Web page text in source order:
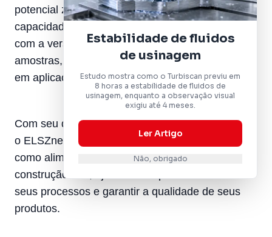
Estabilidade de fluidos
de usinagem
Estudo mostra como o Turbiscan previu em
8 horas a estabilidade de fluidos de
usinagem, enquanto a observação visual
exigiu até 4 meses.
Ler Artigo
Não, obrigado
potencial zeta em condições reais. Sua
capacidade de análise sem diluição, combinada
com a versatilidade para diferentes tipos de
amostras, o torna um equipamento indispensável
em aplicações críticas.
Com seu design inovador e tecnologia avançada,
o ELSZneo atende às exigências de setores
como alimentos, cosméticos, eletrônicos e
construção civil, ajudando empresas a otimizar
seus processos e garantir a qualidade de seus
produtos.